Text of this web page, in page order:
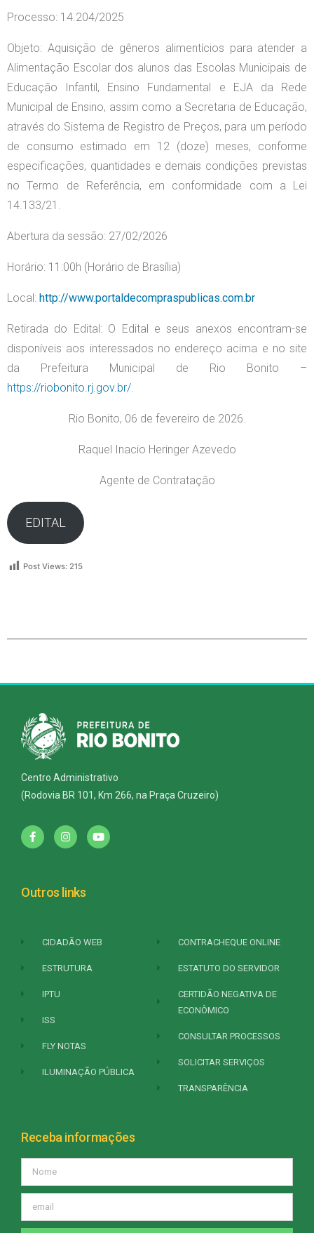
Processo: 14.204/2025
Objeto: Aquisição de gêneros alimentícios para atender a
Alimentação Escolar dos alunos das Escolas Municipais de
Educação Infantil, Ensino Fundamental e EJA da Rede
Municipal de Ensino, assim como a Secretaria de Educação,
através do Sistema de Registro de Preços, para um período
de consumo estimado em 12 (doze) meses, conforme
especificações, quantidades e demais condições previstas
no Termo de Referência, em conformidade com a Lei
14.133/21.
Abertura da sessão: 27/02/2026
Horário: 11:00h (Horário de Brasília)
Local: http://www.portaldecompraspublicas.com.br
Retirada do Edital: O Edital e seus anexos encontram-se
disponíveis aos interessados no endereço acima e no site
da Prefeitura Municipal de Rio Bonito –
https://riobonito.rj.gov.br/.
Rio Bonito, 06 de fevereiro de 2026.
Raquel Inacio Heringer Azevedo
Agente de Contratação
EDITAL
Post Views: 215
Centro Administrativo
(Rodovia BR 101, Km 266, na Praça Cruzeiro)
Outros links
CIDADÃO WEB
ESTRUTURA
IPTU
ISS
FLY NOTAS
ILUMINAÇÃO PÚBLICA
CONTRACHEQUE ONLINE
ESTATUTO DO SERVIDOR
CERTIDÃO NEGATIVA DE
ECONÔMICO
CONSULTAR PROCESSOS
SOLICITAR SERVIÇOS
TRANSPARÊNCIA
Receba informações